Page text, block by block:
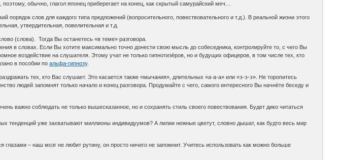
обычно, глагол японец приберегает на конец, как скрытый самурайский меч…
порядок слов для каждого типа предложений (вопросительного, повествовательного и т.д.). В реальной жизни этого
утвердительная, повелительная и т.д.
(слова). Тогда Вы останетесь «в теме» разговора.
в словах. Если Вы хотите максимально точно донести свою мысль до собеседника, контролируйте то, с чего Вы
воздействие на слушателя. Этому учат не только гипнотизёров, но и будущих офицеров, в том числе тех, кто
в пособии поальфа-гипнозу.
тех, кто Вас слушает. Это касается также «мычания», длительных «а-а-а» или «э-э-э». Не торопитесь
людей запомнят только начало и конец разговора. Продумайте с чего, самого интересного Вы начнёте беседу и
важно соблюдать не только вышесказанное, но и сохранять стиль своего повествования. Будет дико читаться
тенденций уже захватывают миллионы индивидуумов? А лилии нежные цветут, словно дышат, как будто весь мир
глазами – наш мозг не любит рутину, он просто ничего не запомнит. Учитесь использовать как можно больше